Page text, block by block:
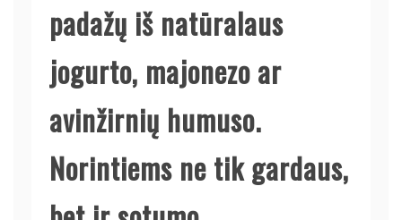
padažų iš natūralaus
jogurto, majonezo ar
avinžirnių humuso.
Norintiems ne tik gardaus,